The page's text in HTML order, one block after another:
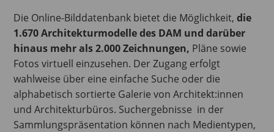
Die Online-Bilddatenbank bietet die Möglichkeit,die
1.670 Architekturmodelle des DAM und darüber
hinaus mehr als 2.000 Zeichnungen, Pläne sowie
Fotos virtuell einzusehen. Der Zugang erfolgt
wahlweise über eine einfache Suche oder die
alphabetisch sortierte Galerie von Architekt:innen
und Architekturbüros. Suchergebnisse in der
Sammlungspräsentation können nach Medientypen,